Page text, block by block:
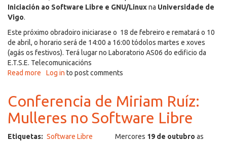
Iniciación ao Software Libre e GNU/Linuxna Universidade de
Vigo.
Este próximo obradoiro iniciarase o 18 de febreiro e rematará o 10
de abril, o horario será de 14:00 a 16:00 tódolos martes e xoves
(agás os festivos). Terá lugar no Laboratorio AS06 do edificio da
E.T.S.E. Telecomunicacións
Read more about
Introdución
Software
Libre
Log in to post comments
Conferencia de Miriam Ruíz:
Mulleres no Software Libre
Etiquetas
Software Libre
Mercores 19 de outubro as